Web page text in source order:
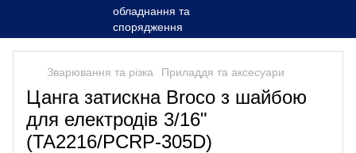
Зварювання та різка Приладдя та аксесуари
Цанга затискна Broco з шайбою
для електродів 3/16"
(TA2216/PCRP-305D)